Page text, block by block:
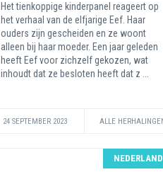
Het tienkoppige kinderpanel reageert op
het verhaal van de elfjarige Eef. Haar
ouders zijn gescheiden en ze woont
alleen bij haar moeder. Een jaar geleden
heeft Eef voor zichzelf gekozen, wat
inhoudt dat ze besloten heeft dat z ...
24 SEPTEMBER 2023 ALLE